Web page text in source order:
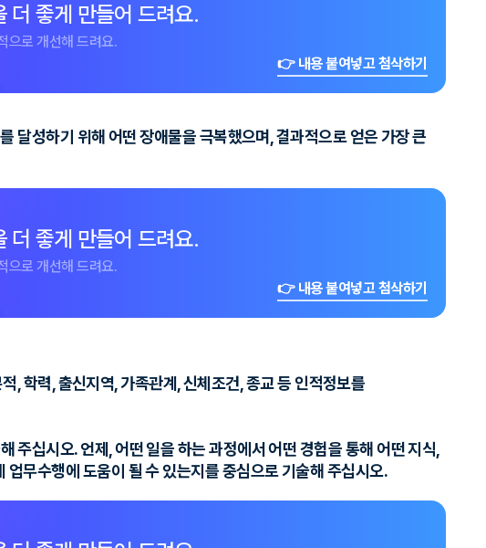
더 좋게 만들어 드려요.
으로 개선해 드려요.
👉 내용 붙여넣고 첨삭하기
달성하기 위해 어떤 장애물을 극복했으며, 결과적으로 얻은 가장 큰
더 좋게 만들어 드려요.
으로 개선해 드려요.
👉 내용 붙여넣고 첨삭하기
, 학력, 출신지역, 가족관계, 신체조건, 종교 등 인적정보를
주십시오. 언제, 어떤 일을 하는 과정에서 어떤 경험을 통해 어떤 지식,
무수행에 도움이 될 수 있는지를 중심으로 기술해 주십시오.